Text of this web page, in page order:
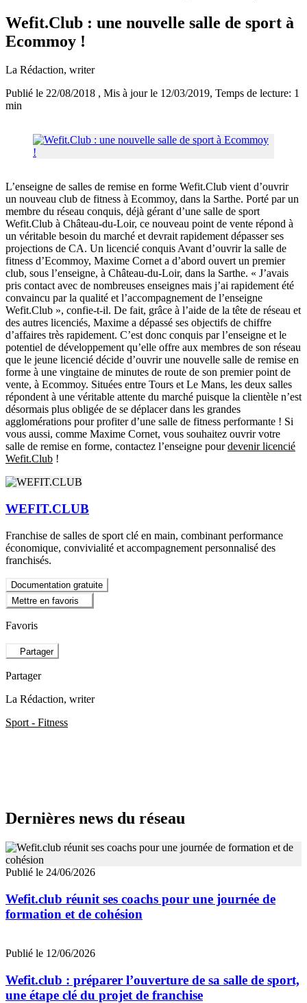
Wefit.Club : une nouvelle salle de sport à
Ecommoy !
La Rédaction, writer
Publié le 22/08/2018 , Mis à jour le 12/03/2019, Temps de lecture: 1
min
L’enseigne de salles de remise en forme Wefit.Club vient d’ouvrir
un nouveau club de fitness à Ecommoy, dans la Sarthe. Porté par un
membre du réseau conquis, déjà gérant d’une salle de sport
Wefit.Club à Château-du-Loir, ce nouveau point de vente répond à
un véritable besoin du marché et devrait rapidement dépasser ses
projections de CA. Un licencié conquis Avant d’ouvrir la salle de
fitness d’Ecommoy, Maxime Cornet a d’abord ouvert un premier
club, sous l’enseigne, à Château-du-Loir, dans la Sarthe. « J’avais
pris contact avec de nombreuses enseignes mais j’ai rapidement été
convaincu par la qualité et l’accompagnement de l’enseigne
Wefit.Club », confie-t-il. De fait, grâce à l’aide de la tête de réseau et
des autres licenciés, Maxime a dépassé ses objectifs de chiffre
d’affaires très rapidement. C’est donc conquis par l’enseigne et le
potentiel de développement qu’elle offre aux membres de son réseau
que le jeune licencié décide d’ouvrir une nouvelle salle de remise en
forme à une vingtaine de minutes de route de son premier point de
vente, à Ecommoy. Situées entre Tours et Le Mans, les deux salles
répondent à une véritable attente du marché puisque la clientèle n’est
désormais plus obligée de se déplacer dans les grandes
agglomérations pour profiter d’une salle de fitness performante ! Si
vous aussi, comme Maxime Cornet, vous souhaitez ouvrir votre
salle de remise en forme, contactez l’enseigne pourdevenir licencié
Wefit.Club !
WEFIT.CLUB
Franchise de salles de sport clé en main, combinant performance
économique, convivialité et accompagnement personnalisé des
franchisés.
Documentation gratuite
Mettre en favoris
Favoris
Partager
Partager
La Rédaction, writer
Sport - Fitness
Dernières news du réseau
Publié le 24/06/2026
Wefit.club réunit ses coachs pour une journée de
formation et de cohésion
Publié le 12/06/2026
Wefit.club : préparer l’ouverture de sa salle de sport,
une étape clé du projet de franchise